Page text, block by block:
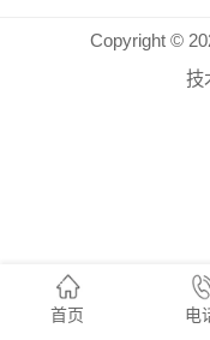
首页 电
Copyright ©
技